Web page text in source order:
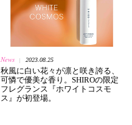
News 2023.08.25
秋風に白い花々が凛と咲き誇る、
可憐で優美な香り。SHIROの限定
フレグランス『ホワイトコスモ
ス』が初登場。